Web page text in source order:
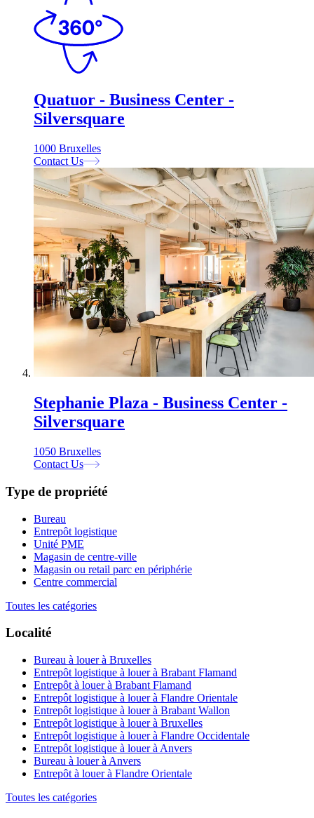
Quatuor - Business Center -
Silversquare
1000 Bruxelles
Contact Us
Stephanie Plaza - Business Center -
Silversquare
1050 Bruxelles
Contact Us
Type de propriété
Bureau
Entrepôt logistique
Unité PME
Magasin de centre-ville
Magasin ou retail parc en périphérie
Centre commercial
Toutes les catégories
Localité
Bureau à louer à Bruxelles
Entrepôt logistique à louer à Brabant Flamand
Entrepôt à louer à Brabant Flamand
Entrepôt logistique à louer à Flandre Orientale
Entrepôt logistique à louer à Brabant Wallon
Entrepôt logistique à louer à Bruxelles
Entrepôt logistique à louer à Flandre Occidentale
Entrepôt logistique à louer à Anvers
Bureau à louer à Anvers
Entrepôt à louer à Flandre Orientale
Toutes les catégories